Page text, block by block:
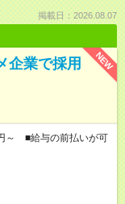
掲載日：2026.08.07
NEW
企業で採用
～ ■給与の前払いが可